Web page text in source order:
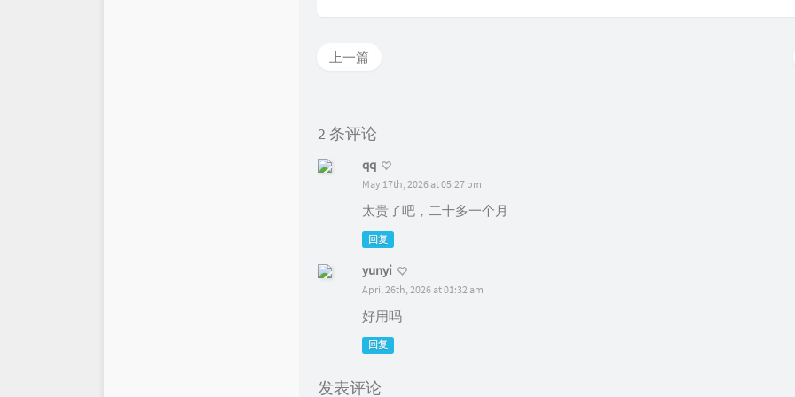
上一篇
2 条评论
qq
May 17th, 2026 at 05:27 pm
太贵了吧，二十多一个月
回复
yunyi
April 26th, 2026 at 01:32 am
好用吗
回复
发表评论